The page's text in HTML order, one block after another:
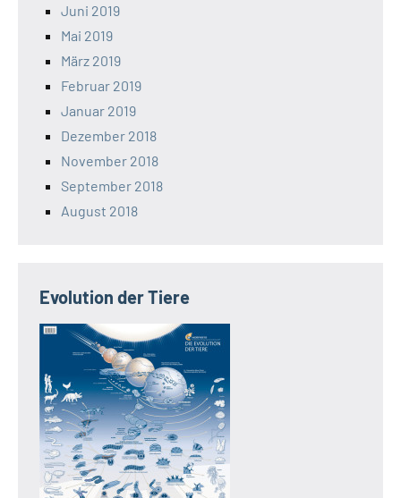
Juni 2019
Mai 2019
März 2019
Februar 2019
Januar 2019
Dezember 2018
November 2018
September 2018
August 2018
Evolution der Tiere